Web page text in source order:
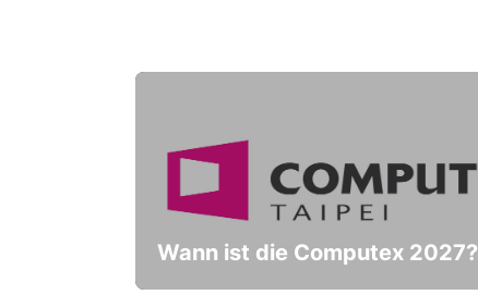
Wann ist die Computex 2027?